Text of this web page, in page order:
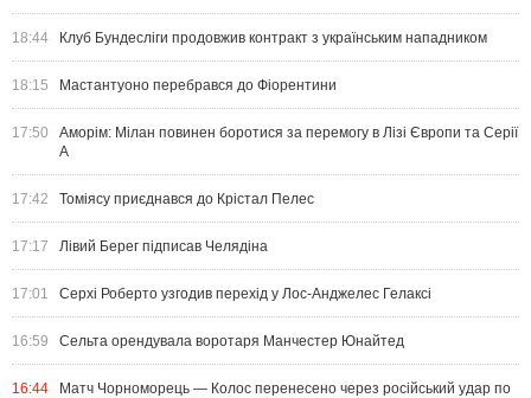
18:44 Клуб Бундесліги продовжив контракт з українським нападником
18:15 Мастантуоно перебрався до Фіорентини
17:50
Аморім: Мілан повинен боротися за перемогу в Лізі Європи та Серії
А
17:42 Томіясу приєднався до Крістал Пелес
17:17 Лівий Берег підписав Челядіна
17:01 Серхі Роберто узгодив перехід у Лос-Анджелес Гелаксі
16:59 Сельта орендувала воротаря Манчестер Юнайтед
16:44
Матч Чорноморець — Колос перенесено через російський удар по